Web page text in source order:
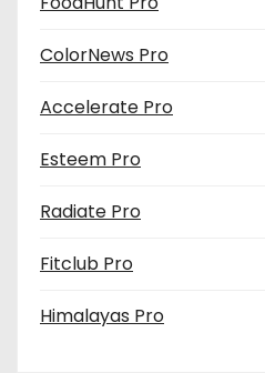
ColorNews Pro
Accelerate Pro
Esteem Pro
Radiate Pro
Fitclub Pro
Himalayas Pro